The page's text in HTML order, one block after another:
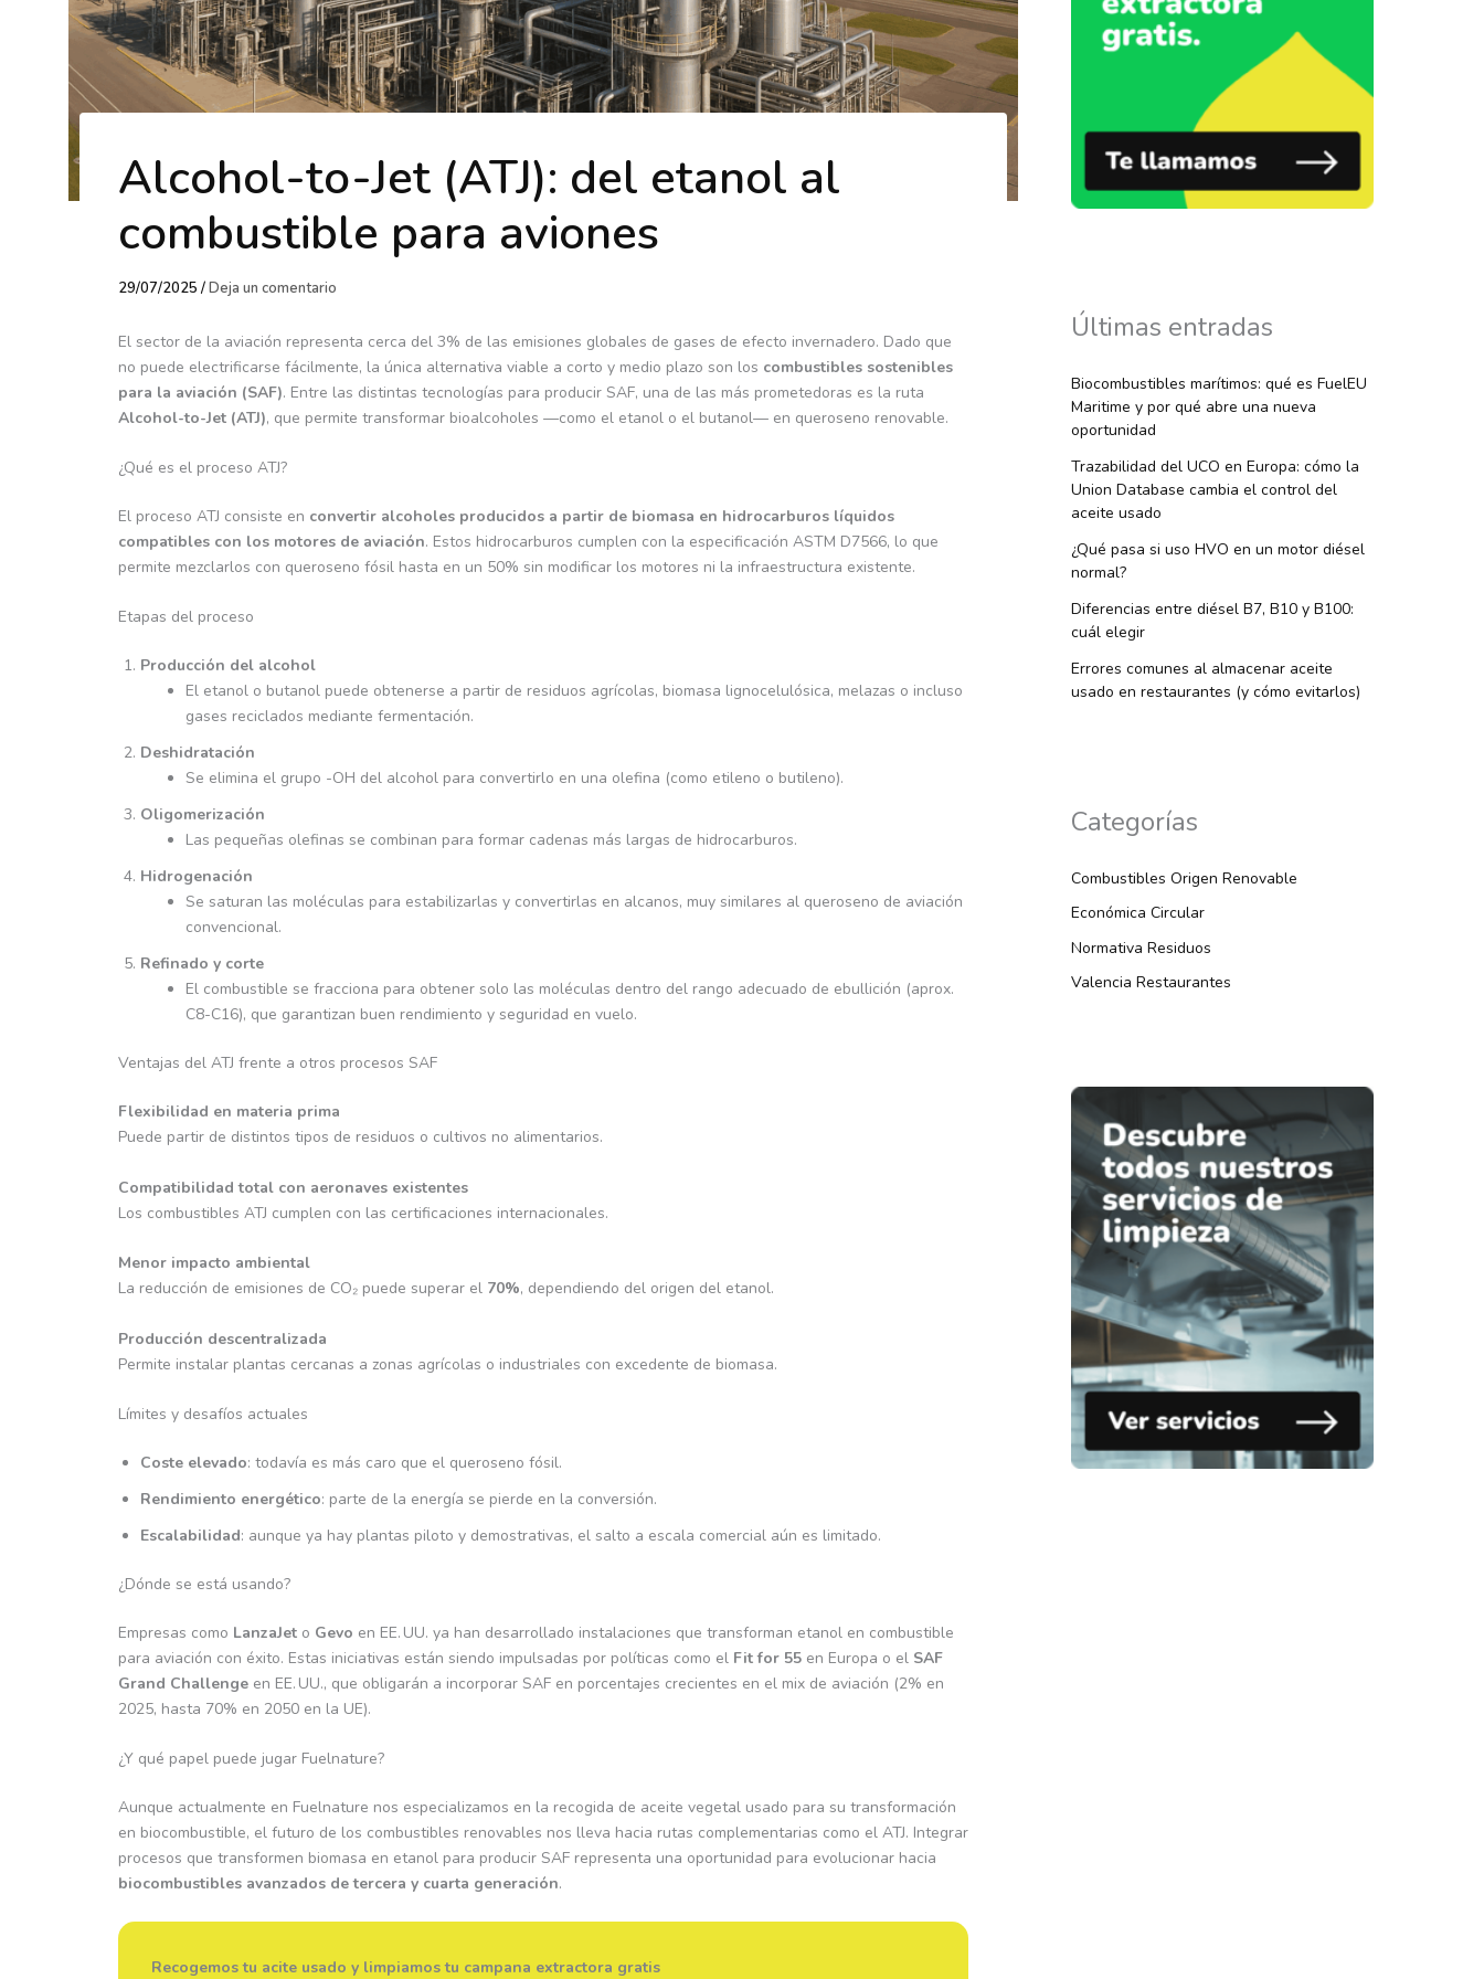
Alcohol-to-Jet (ATJ): del etanol al
combustible para aviones
29/07/2025 /Deja un comentario
El sector de la aviación representa cerca del 3% de las emisiones globales de gases de efecto invernadero. Dado que
no puede electrificarse fácilmente, la única alternativa viable a corto y medio plazo son los combustibles sostenibles
para la aviación (SAF). Entre las distintas tecnologías para producir SAF, una de las más prometedoras es la ruta
Alcohol-to-Jet (ATJ), que permite transformar bioalcoholes —como el etanol o el butanol— en queroseno renovable.
¿Qué es el proceso ATJ?
El proceso ATJ consiste en convertir alcoholes producidos a partir de biomasa en hidrocarburos líquidos
compatibles con los motores de aviación. Estos hidrocarburos cumplen con la especificación ASTM D7566, lo que
permite mezclarlos con queroseno fósil hasta en un 50% sin modificar los motores ni la infraestructura existente.
Etapas del proceso
Producción del alcohol
El etanol o butanol puede obtenerse a partir de residuos agrícolas, biomasa lignocelulósica, melazas o incluso
gases reciclados mediante fermentación.
Deshidratación
Se elimina el grupo -OH del alcohol para convertirlo en una olefina (como etileno o butileno).
Oligomerización
Las pequeñas olefinas se combinan para formar cadenas más largas de hidrocarburos.
Hidrogenación
Se saturan las moléculas para estabilizarlas y convertirlas en alcanos, muy similares al queroseno de aviación
convencional.
Refinado y corte
El combustible se fracciona para obtener solo las moléculas dentro del rango adecuado de ebullición (aprox.
C8-C16), que garantizan buen rendimiento y seguridad en vuelo.
Ventajas del ATJ frente a otros procesos SAF
Flexibilidad en materia prima
Puede partir de distintos tipos de residuos o cultivos no alimentarios.
Compatibilidad total con aeronaves existentes
Los combustibles ATJ cumplen con las certificaciones internacionales.
Menor impacto ambiental
La reducción de emisiones de CO₂ puede superar el 70%, dependiendo del origen del etanol.
Producción descentralizada
Permite instalar plantas cercanas a zonas agrícolas o industriales con excedente de biomasa.
Límites y desafíos actuales
Coste elevado: todavía es más caro que el queroseno fósil.
Rendimiento energético: parte de la energía se pierde en la conversión.
Escalabilidad: aunque ya hay plantas piloto y demostrativas, el salto a escala comercial aún es limitado.
¿Dónde se está usando?
Empresas como LanzaJet o Gevo en EE. UU. ya han desarrollado instalaciones que transforman etanol en combustible
para aviación con éxito. Estas iniciativas están siendo impulsadas por políticas como el Fit for 55 en Europa o el SAF
Grand Challenge en EE. UU., que obligarán a incorporar SAF en porcentajes crecientes en el mix de aviación (2% en
2025, hasta 70% en 2050 en la UE).
¿Y qué papel puede jugar Fuelnature?
Aunque actualmente en Fuelnature nos especializamos en la recogida de aceite vegetal usado para su transformación
en biocombustible, el futuro de los combustibles renovables nos lleva hacia rutas complementarias como el ATJ. Integrar
procesos que transformen biomasa en etanol para producir SAF representa una oportunidad para evolucionar hacia
biocombustibles avanzados de tercera y cuarta generación.
Recogemos tu acite usado y limpiamos tu campana extractora gratis
Últimas entradas
Biocombustibles marítimos: qué es FuelEU
Maritime y por qué abre una nueva
oportunidad
Trazabilidad del UCO en Europa: cómo la
Union Database cambia el control del
aceite usado
¿Qué pasa si uso HVO en un motor diésel
normal?
Diferencias entre diésel B7, B10 y B100:
cuál elegir
Errores comunes al almacenar aceite
usado en restaurantes (y cómo evitarlos)
Categorías
Combustibles Origen Renovable
Económica Circular
Normativa Residuos
Valencia Restaurantes